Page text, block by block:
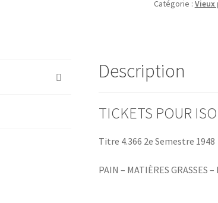
ISOLÉS
Catégorie : Vieux
Description
TICKETS POUR
Titre 4.366 2e Semestre 1948
PAIN – MATIÈRES GRASSES –